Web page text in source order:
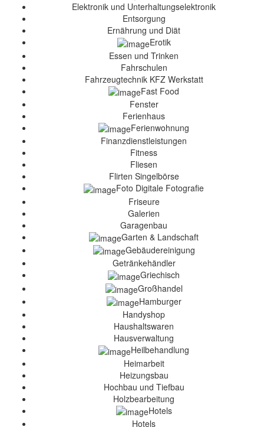
Elektronik und Unterhaltungselektronik
Entsorgung
Ernährung und Diät
Erotik
Essen und Trinken
Fahrschulen
Fahrzeugtechnik KFZ Werkstatt
Fast Food
Fenster
Ferienhaus
Ferienwohnung
Finanzdienstleistungen
Fitness
Fliesen
Flirten Singelbörse
Foto Digitale Fotografie
Friseure
Galerien
Garagenbau
Garten & Landschaft
Gebäudereinigung
Getränkehändler
Griechisch
Großhandel
Hamburger
Handyshop
Haushaltswaren
Hausverwaltung
Heilbehandlung
Heimarbeit
Heizungsbau
Hochbau und Tiefbau
Holzbearbeitung
Hotels
Hotels